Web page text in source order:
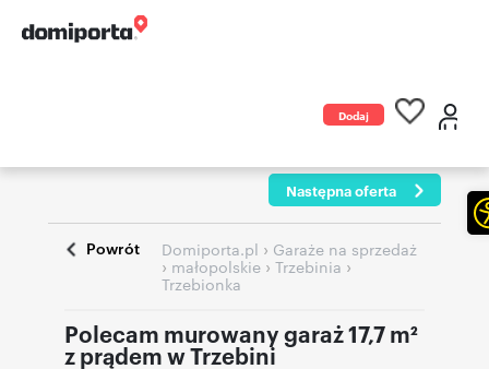
Dodaj
Następna oferta
Powrót Domiporta.pl › Garaże na sprzedaż
› małopolskie › Trzebinia ›
Trzebionka
Polecam murowany garaż 17,7 m²
z prądem w Trzebini